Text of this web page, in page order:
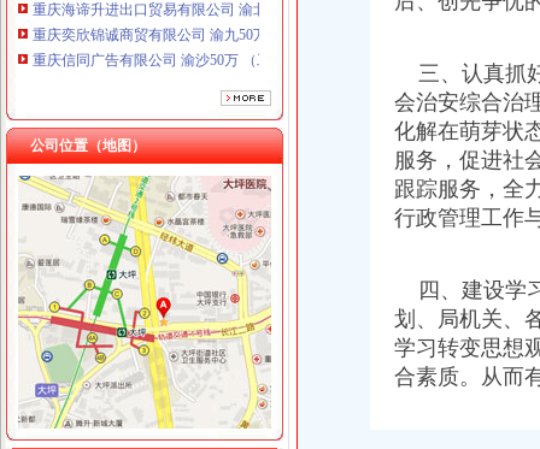
重庆奕欣锦诚商贸有限公司 渝九50万 （工商注册）
重庆信同广告有限公司 渝沙50万 （工商注册）
重庆三虹房地产营销策划有限公司
重庆鸽牌电线电缆有限公司 渝北10010万 (进出口权)
重庆傲志众达投资咨询有限责任公司 渝九1000万 （增资）
重庆臣夫商贸有限公司 （执照专让）
重庆卿倾商贸有限责任公司 渝江100万 （工商注册）
重庆国洪体育设施有限公司
重庆星竣贸易有限责任公司 渝中100万 （进出口权）
重庆海谛升进出口贸易有限公司 渝北100万 （进出口权）
重庆奕欣锦诚商贸有限公司 渝九50万 （工商注册）
重庆信同广告有限公司 渝沙50万 （工商注册）
重庆三虹房地产营销策划有限公司
重庆宝鹰汽车销售有限公司
公司位置（地图）
工商动态
我市重庆分公司注销出台在校大创办微型企业相关办法
批全国外资登记管理干部业务交流会在高新区局重庆代办公司成功召开
双桥区采取多项措施化微型企业发展
大足局重庆税务注销查处一起商业贿赂案
全市重庆分公司注销工商系统加对问题锦湖轮胎退市监管工作
沙坪坝局重庆税务注销认真开展房地产广告整
南岸局与公安部门构建“三项机制”重庆分公司注销推动食品安全专项整工作
江北局查处一起销售侵“牌”重庆代办公司注册商标专用权洋酒案
三、认真抓
会治安综合治
化解在萌芽状
服务，促进社
跟踪服务，全
行政管理工作
四、建设学
划、局机关、
学习转变思想
合素质。从而